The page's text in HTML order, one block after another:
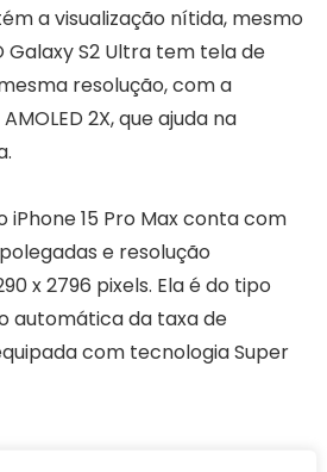
a visualização nítida, mesmo
Galaxy S2 Ultra tem tela de
resolução, com a
2X, que ajuda na
iPhone 15 Pro Max conta com
e resolução
x 2796 pixels. Ela é do tipo
automática da taxa de
com tecnologia Super